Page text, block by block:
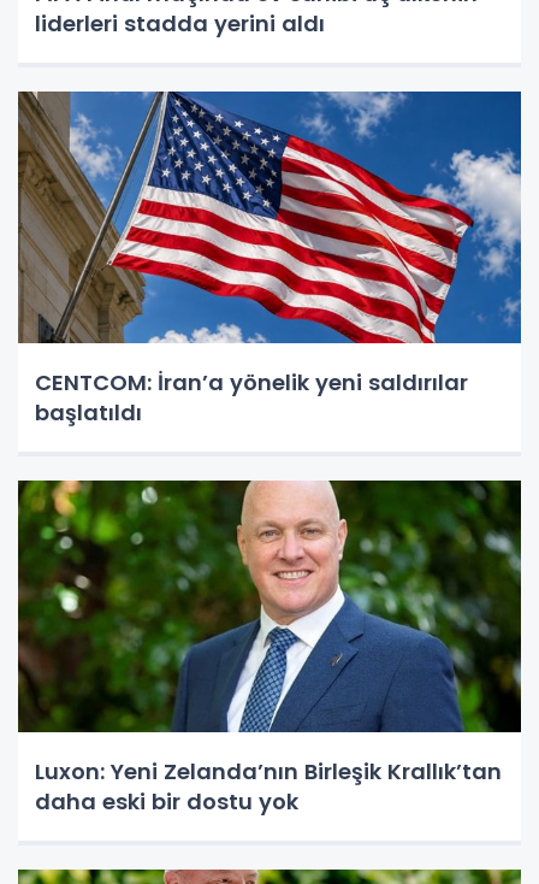
liderleri stadda yerini aldı
CENTCOM: İran’a yönelik yeni saldırılar
başlatıldı
Luxon: Yeni Zelanda’nın Birleşik Krallık’tan
daha eski bir dostu yok